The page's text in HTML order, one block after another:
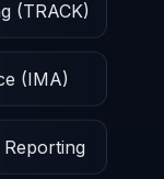
(TRACK)
(IMA)